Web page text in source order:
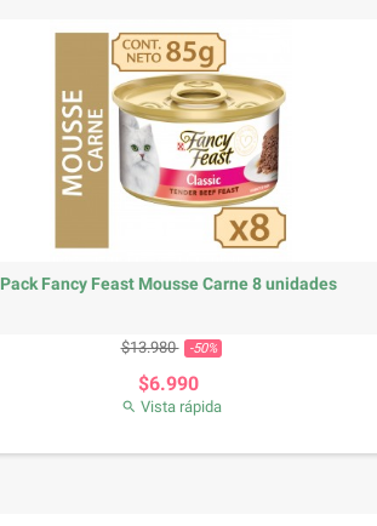
Pack Fancy Feast Mousse Carne 8 unidades
Precio base
$13.980 -50% Precio
$6.990
 Vista rápida